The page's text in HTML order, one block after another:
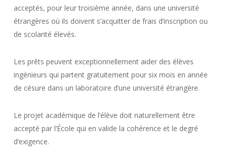
acceptés, pour leur troisième année, dans une université
étrangères où ils doivent s’acquitter de frais d’inscription ou
de scolarité élevés.
Les prêts peuvent exceptionnellement aider des élèves
ingénieurs qui partent gratuitement pour six mois en année
de césure dans un laboratoire d’une université étrangère.
Le projet académique de l’élève doit naturellement être
accepté par l’École qui en valide la cohérence et le degré
d’exigence.